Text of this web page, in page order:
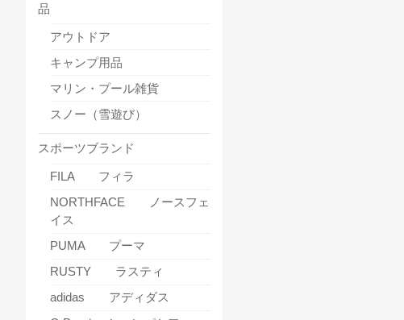
品
アウトドア
キャンプ用品
マリン・プール雑貨
スノー（雪遊び）
スポーツブランド
FILA フィラ
NORTHFACE ノースフェ
イス
PUMA プーマ
RUSTY ラスティ
adidas アディダス